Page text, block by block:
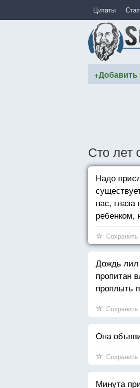
Цитаты
+Добавить
Сто лет
Надо
нас,
ребенком,
Сохранить
Дождь лил
пропитан
проплыть
Сохранить
Она
Сохранить
Минута